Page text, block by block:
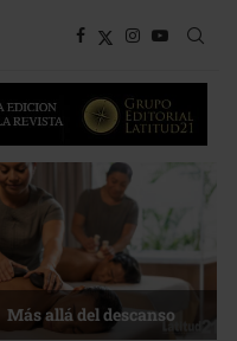
Energía que Impulsa la
competitividad